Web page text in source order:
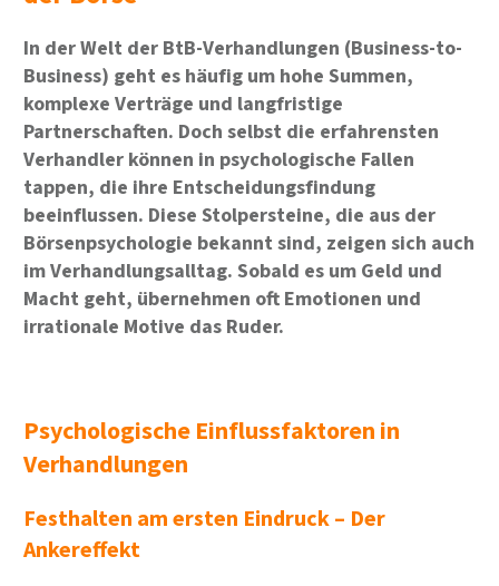
In der Welt der BtB-Verhandlungen (Business-to-
Business) geht es häufig um hohe Summen,
komplexe Verträge und langfristige
Partnerschaften. Doch selbst die erfahrensten
Verhandler können in psychologische Fallen
tappen, die ihre Entscheidungsfindung
beeinflussen. Diese Stolpersteine, die aus der
Börsenpsychologie bekannt sind, zeigen sich auch
im Verhandlungsalltag. Sobald es um Geld und
Macht geht, übernehmen oft Emotionen und
irrationale Motive das Ruder.
Psychologische Einflussfaktoren in
Verhandlungen
Festhalten am ersten Eindruck – Der
Ankereffekt